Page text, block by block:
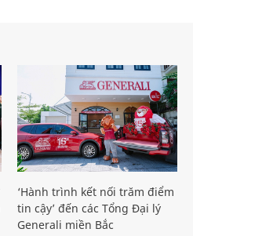
‘Hành trình kết nối trăm điểm
tin cậy’ đến các Tổng Đại lý
Generali miền Bắc